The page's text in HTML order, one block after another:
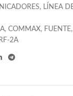
, LÍNEA
, COMMAX, FUENTE,
RF-2A